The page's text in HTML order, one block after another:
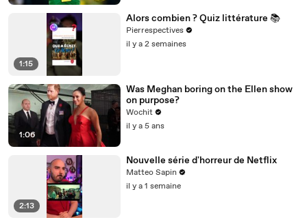
1:15
Alors combien ? Quiz littérature 📚
Pierrespectives
il y a 2 semaines
1:06
Was Meghan boring on the Ellen show
on purpose?
Wochit
il y a 5 ans
2:13
Nouvelle série d'horreur de Netflix
Matteo Sapin
il y a 1 semaine